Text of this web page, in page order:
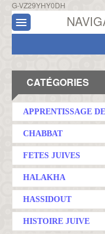
G-VZ29YHY0DH
CATÉGORIES
APPRENTISSAGE
CHABBAT
FETES JUIVES
HALAKHA
HASSIDOUT
HISTOIRE JUIVE